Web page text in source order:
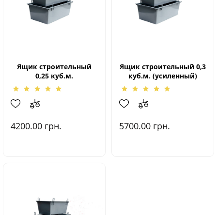
Ящик строительный
0,25 куб.м.
4200.00 грн.
Ящик строительный 0,3
куб.м. (усиленный)
5700.00 грн.